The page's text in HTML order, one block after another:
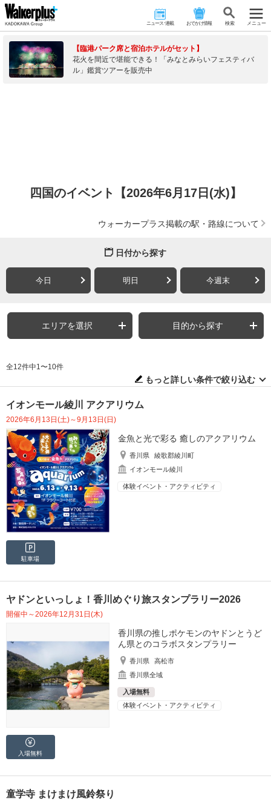
ニュース･連載 おでかけ情報 検 索 メニュー
【臨港パーク席と宿泊ホテルがセット】
花火を間近で堪能できる！「みなとみらいフェスティバ
ル」鑑賞ツアーを販売中
四国のイベント【2026年6月17日(水)】
ウォーカープラス掲載の駅・路線について
日付から探す
今日 明日 今週末
エリアを選択 目的から探す
全12件中1〜10件
もっと詳しい条件で絞り込む
イオンモール綾川 アクアリウム
2026年6月13日(土)～9月13日(日)
金魚と光で彩る 癒しのアクアリウム
香川県
綾歌郡綾川町
イオンモール綾川
体験イベント・アクティビティ
駐車場
ヤドンといっしょ！香川めぐり旅スタンプラリー2026
開催中～2026年12月31日(木)
香川県の推しポケモンのヤドンとうど
ん県とのコラボスタンプラリー
香川県
高松市
香川県全域
入場無料
体験イベント・アクティビティ
入場無料
童学寺 まけまけ風鈴祭り